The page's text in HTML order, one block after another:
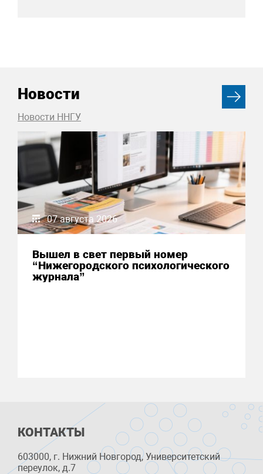
Новости
Новости ННГУ
07 августа 2026
Вышел в свет первый номер
“Нижегородского психологического
журнала”
КОНТАКТЫ
603000, г. Нижний Новгород, Университетский
переулок, д.7